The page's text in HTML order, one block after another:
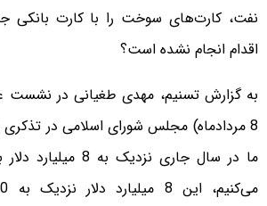
نفت، کارت‌های سوخت را با کارت بانکی
اقدام انجام نشده است؟
به گزارش تسنیم، مهدی طغیانی در نشست
8 مردادماه) مجلس شورای اسلامی در
ما در سال جاری نزدیک